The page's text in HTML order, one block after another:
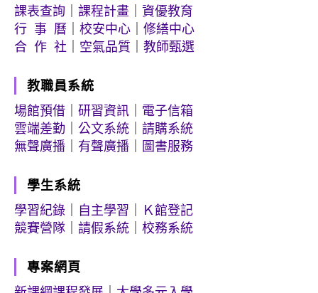
課表查詢
課程計畫
資優教育
行 事 曆
校安中心
修繕中心
合 作 社
空氣品質 教師甄選
教職員系統
場館預借
研習資訊
電子信箱
雲端差勤
公文系統
請購系統
無聲廣播
有聲廣播 圖書服務
學生系統
學習紀錄
自主學習
Ｋ館登記
競賽營隊
請假系統 校務系統
專案網頁